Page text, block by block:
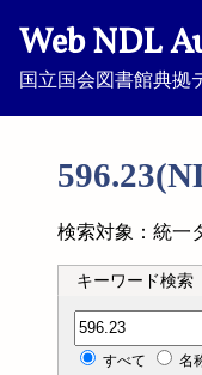
Web NDL
国立国会図書館典拠
検索対象：統一
キーワード検索
分類記号検索
すべて 名